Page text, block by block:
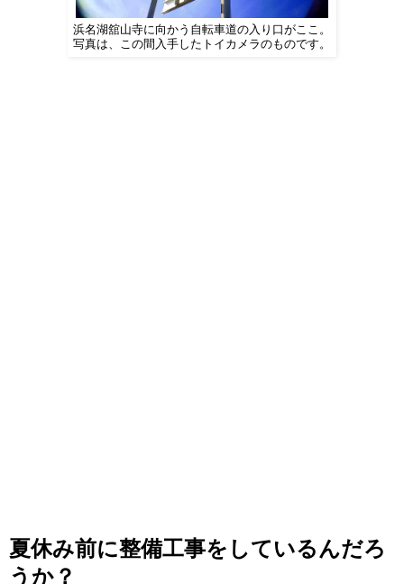
浜名湖舘山寺に向かう自転車道の入り口がここ。
写真は、この間入手したトイカメラのものです。
夏休み前に整備工事をしているんだろ
うか？